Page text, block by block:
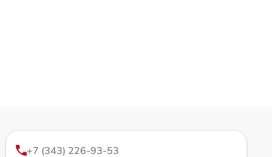
+7 (343) 226-93-53